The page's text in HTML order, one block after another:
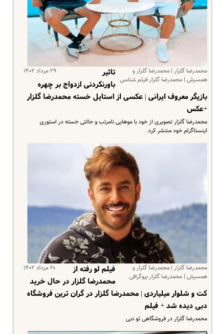
محمدرضا گلزار | محمدرضا گلزار و
همسرش | محمدرضا گلزار فیلم شناسی
۲۹ مرداد ۱۴۰۲
تاثیر
باورنکردنی ازدواج بر چهره
بازیگر معروف ایرانی | عکسی از استایل خسته محمدرضا گلزار
+عکس
محمدرضا گلزار تصویری از خود با موهایی نامرتب و حالتی خسته در استوری
اینستاگرام خود منتشر کرد.
محمدرضا گلزار | محمدرضا گلزار و
همسرش | محمدرضا گلزار بیوگرافی
۲۰ مرداد ۱۴۰۲
فیلم لو رفته از
محمدرضا گلزار در حال خرید
کت و شلوار میلیاردی | محمدرضا گلزار در گران ترین فروشگاه
دبی دیده شد + فیلم
محمدرضا گلزار در فروشگاهی تو دبی